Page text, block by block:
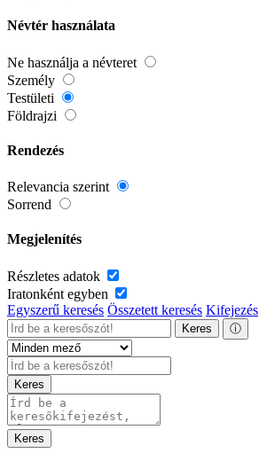
Névtér használata
Ne használja a névteret
Személy
Testületi
Földrajzi
Rendezés
Relevancia szerint
Sorrend
Megjelenítés
Részletes adatok
Iratonként egyben
Egyszerű keresés Összetett keresés Kifejezés
Keres ⓘ
Keres
Keres